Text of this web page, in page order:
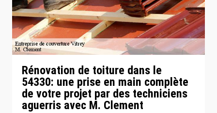
Rénovation de toiture dans le
54330: une prise en main complète
de votre projet par des techniciens
aguerris avec M. Clement